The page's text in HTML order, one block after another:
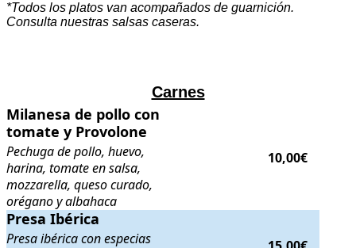
*Todos los platos van acompañados de guarnición.
Consulta nuestras salsas caseras.
Carnes
Milanesa de pollo con tomate y Provolone
Milanesa de pollo con
tomate y Provolone
Pechuga de pollo, huevo,
harina, tomate en salsa,
mozzarella, queso curado,
orégano y albahaca
10,00€
Presa Ibérica . Presa ibérica con especias indias, mermelada de
Presa Ibérica
Presa ibérica con especias